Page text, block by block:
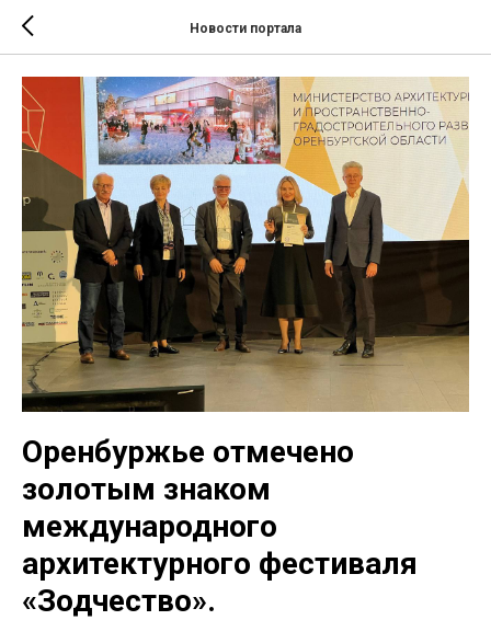
Новости портала
Оренбуржье отмечено
золотым знаком
международного
архитектурного фестиваля
«Зодчество».